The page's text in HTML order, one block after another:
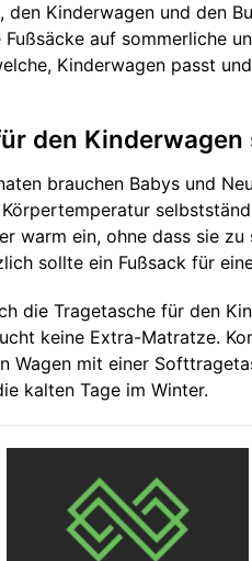
den Kinderwagen und den
auf sommerliche
Kinderwagen passt
den Kinderwagen
brauchen Babys und
warm ein, ohne dass sie
sollte ein Fußsack für
die Tragetasche für den
keine Extra-Matratze.
Wagen mit einer
kalten Tage im Winter.